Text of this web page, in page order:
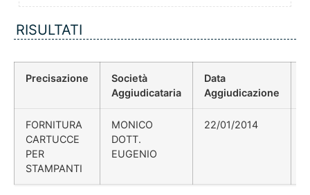
RISULTATI
Precisazione
Società
Aggiudicataria
Data
Aggiudicazione
FORNITURA
CARTUCCE
PER
STAMPANTI
MONICO
DOTT.
EUGENIO
22/01/2014